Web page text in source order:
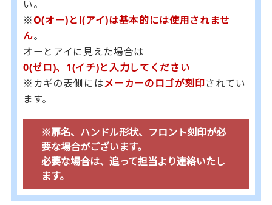
い。
※O(オー)とI(アイ)は基本的には使用されませ
ん。
オーとアイに見えた場合は
0(ゼロ)、1(イチ)と入力してください
※カギの表側にはメーカーのロゴが刻印されてい
ます。
※扉名、ハンドル形状、フロント刻印が必
要な場合がございます。
必要な場合は、追って担当より連絡いたし
ます。